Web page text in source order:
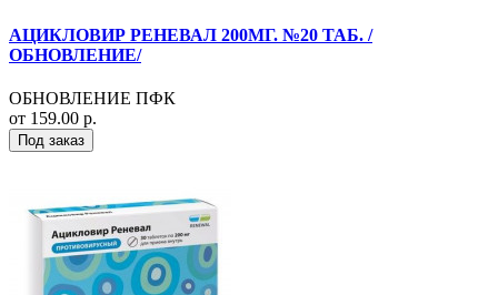
АЦИКЛОВИР РЕНЕВАЛ 200МГ. №20 ТАБ. /
ОБНОВЛЕНИЕ/
ОБНОВЛЕНИЕ ПФК
от 159.00 р.
Под заказ